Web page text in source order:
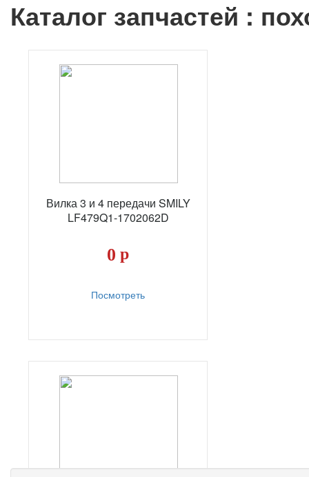
Каталог запчастей :
Вилка 3 и 4 передачи SMILY
LF479Q1-1702062D
0 р
Посмотреть